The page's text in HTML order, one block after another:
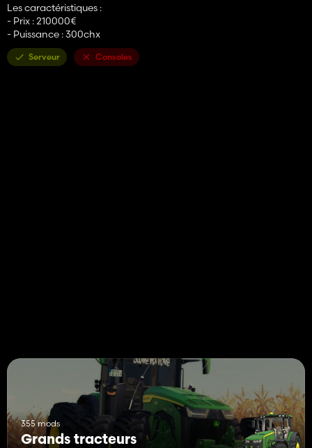
Les caractéristiques :
- Prix : 210000€
- Puissance : 300chx
Serveur Consoles
355 mods
Grands tracteurs